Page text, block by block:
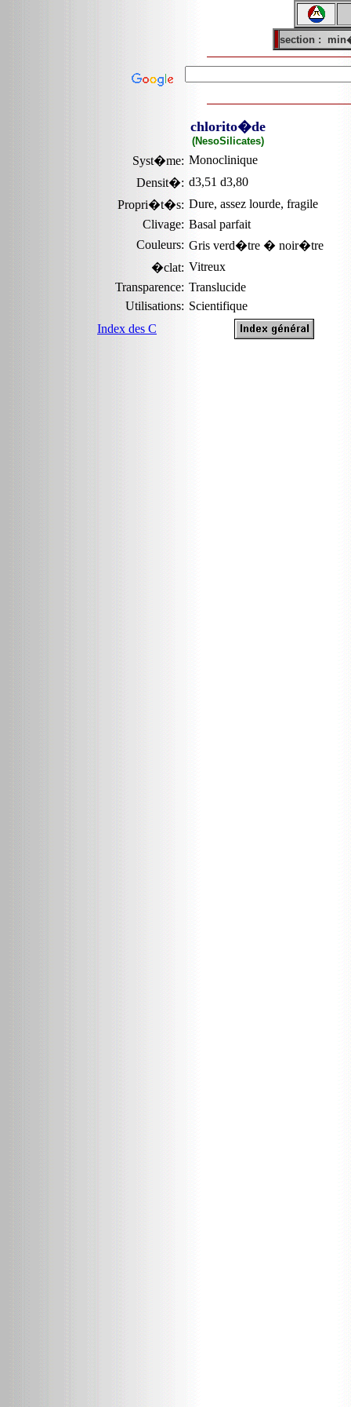
section :
chlorito�de
(NesoSilicates)
Syst�me: Monoclinique
Densit�: d3,51 d3,80
Propri�t�s: Dure, assez lourde, fragile
Clivage: Basal parfait
Couleurs: Gris verd�tre � noir�tre
�clat: Vitreux
Transparence: Translucide
Utilisations: Scientifique
Index des C